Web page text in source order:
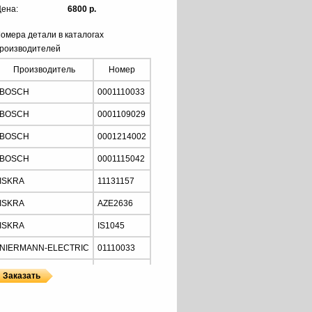
6800 р.
детали в каталогах
Производитель Номер
BOSCH 0001110033
BOSCH 0001109029
BOSCH 0001214002
BOSCH 0001115042
ISKRA 11131157
ISKRA AZE2636
ISKRA IS1045
NIERMANN-ELECTRIC 01110033